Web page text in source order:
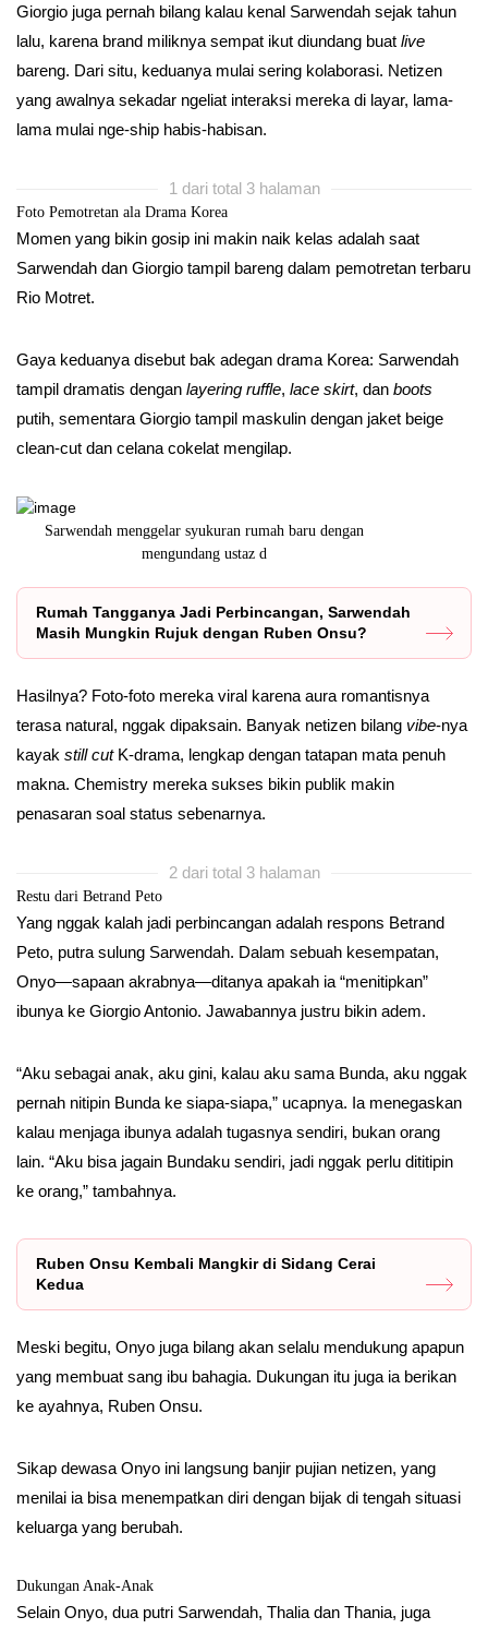
Giorgio juga pernah bilang kalau kenal Sarwendah sejak tahun
lalu, karena brand miliknya sempat ikut diundang buat live
bareng. Dari situ, keduanya mulai sering kolaborasi. Netizen
yang awalnya sekadar ngeliat interaksi mereka di layar, lama-
lama mulai nge-ship habis-habisan.
1 dari total 3 halaman
Foto Pemotretan ala Drama Korea
Momen yang bikin gosip ini makin naik kelas adalah saat
Sarwendah dan Giorgio tampil bareng dalam pemotretan terbaru
Rio Motret.
Gaya keduanya disebut bak adegan drama Korea: Sarwendah
tampil dramatis dengan layering ruffle, lace skirt, dan boots
putih, sementara Giorgio tampil maskulin dengan jaket beige
clean-cut dan celana cokelat mengilap.
Sarwendah menggelar syukuran rumah baru dengan
mengundang ustaz d
Rumah Tangganya Jadi Perbincangan, Sarwendah
Masih Mungkin Rujuk dengan Ruben Onsu?
Hasilnya? Foto-foto mereka viral karena aura romantisnya
terasa natural, nggak dipaksain. Banyak netizen bilang vibe-nya
kayak still cutK-drama, lengkap dengan tatapan mata penuh
makna. Chemistry mereka sukses bikin publik makin
penasaran soal status sebenarnya.
2 dari total 3 halaman
Restu dari Betrand Peto
Yang nggak kalah jadi perbincangan adalah respons Betrand
Peto, putra sulung Sarwendah. Dalam sebuah kesempatan,
Onyo—sapaan akrabnya—ditanya apakah ia “menitipkan”
ibunya ke Giorgio Antonio. Jawabannya justru bikin adem.
“Aku sebagai anak, aku gini, kalau aku sama Bunda, aku nggak
pernah nitipin Bunda ke siapa-siapa,” ucapnya. Ia menegaskan
kalau menjaga ibunya adalah tugasnya sendiri, bukan orang
lain. “Aku bisa jagain Bundaku sendiri, jadi nggak perlu dititipin
ke orang,” tambahnya.
Ruben Onsu Kembali Mangkir di Sidang Cerai
Kedua
Meski begitu, Onyo juga bilang akan selalu mendukung apapun
yang membuat sang ibu bahagia. Dukungan itu juga ia berikan
ke ayahnya, Ruben Onsu.
Sikap dewasa Onyo ini langsung banjir pujian netizen, yang
menilai ia bisa menempatkan diri dengan bijak di tengah situasi
keluarga yang berubah.
Dukungan Anak-Anak
Selain Onyo, dua putri Sarwendah, Thalia dan Thania, juga